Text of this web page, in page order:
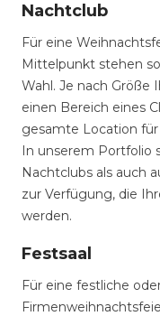
Nachtclub
Für eine
Mittelpunkt stehen
Wahl. Je nach Größe
einen Bereich eines
gesamte Location
In unserem Portfolio
Nachtclubs als auch
zur Verfügung, die
werden.
Festsaal
Für eine festliche